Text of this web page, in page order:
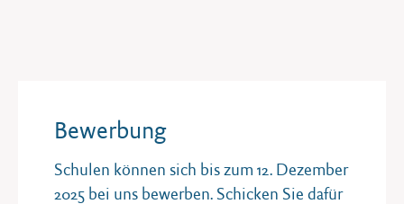
Bewerbung
Schulen können sich bis zum 12. Dezember
2025 bei uns bewerben. Schicken Sie dafür